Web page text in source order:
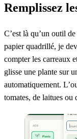
Remplissez
C’est là qu’un outil
papier quadrillé, je
compter les carreaux
glisse une plante sur
automatiquement.
tomates, de laitues ou